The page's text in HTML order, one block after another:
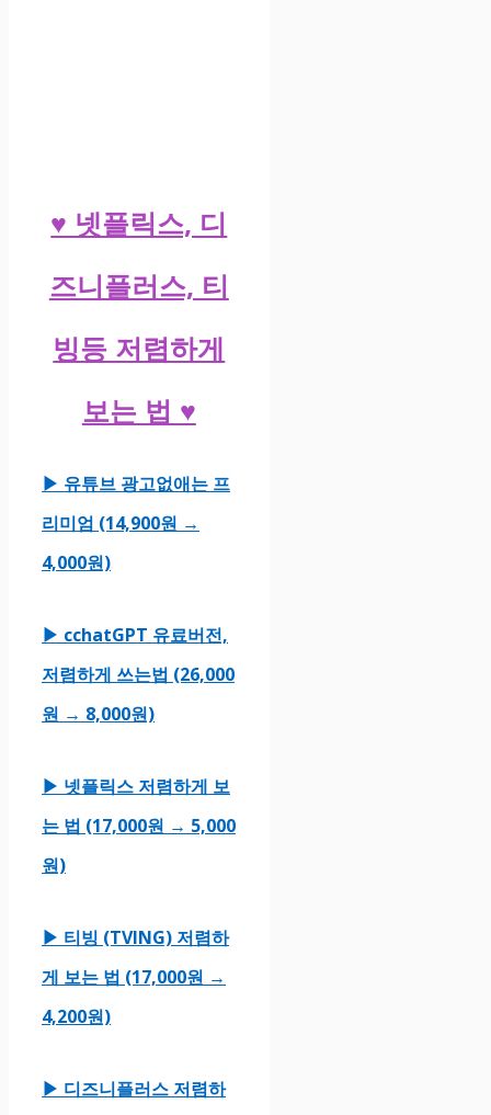
♥ 넷플릭스, 디
즈니플러스, 티
빙등 저렴하게
보는 법 ♥
▶ 유튜브 광고없애는 프
리미엄 (14,900원 →
4,000원)
▶ cchatGPT 유료버전,
저렴하게 쓰는법 (26,000
원 → 8,000원)
▶ 넷플릭스 저렴하게 보
는 법 (17,000원 → 5,000
원)
▶ 티빙 (TVING) 저렴하
게 보는 법 (17,000원 →
4,200원)
▶ 디즈니플러스 저렴하